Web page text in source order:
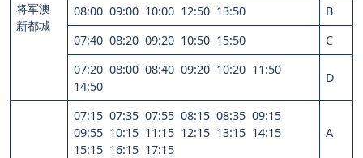
将军澳
新都城
08:00 09:00 10:00 12:50 13:50
B
07:40 08:20 09:20 10:50 15:50
C
07:20 08:00 08:40 09:20 10:20 11:50
14:50
D
07:15 07:35 07:55 08:15 08:35 09:15
09:55 10:15 11:15 12:15 13:15 14:15
15:15 16:15 17:15
A